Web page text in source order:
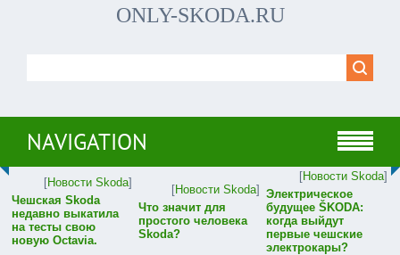
ONLY-SKODA.RU
NAVIGATION
[Новости Skoda]
Чешская Skoda
недавно выкатила
на тесты свою
новую Octavia.
[Новости Skoda]
Что значит для
простого человека
Skoda?
[Новости Skoda]
Электрическое
будущее ŠKODA:
когда выйдут
первые чешские
электрокары?